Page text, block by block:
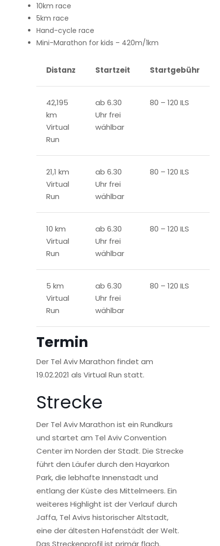
10km race
5km race
Hand-cycle race
Mini-Marathon for kids – 420m/1km
Distanz Startzeit Startgebühr
42,195
km
Virtual
Run
ab 6.30
Uhr frei
wählbar
80 – 120 ILS
21,1 km
Virtual
Run
ab 6.30
Uhr frei
wählbar
80 – 120 ILS
10 km
Virtual
Run
ab 6.30
Uhr frei
wählbar
80 – 120 ILS
5 km
Virtual
Run
ab 6.30
Uhr frei
wählbar
80 – 120 ILS
Termin
Der Tel Aviv Marathon findet am
19.02.2021 als Virtual Run statt.
Strecke
Der Tel Aviv Marathon ist ein Rundkurs
und startet am Tel Aviv Convention
Center im Norden der Stadt. Die Strecke
führt den Läufer durch den Hayarkon
Park, die lebhafte Innenstadt und
entlang der Küste des Mittelmeers. Ein
weiteres Highlight ist der Verlauf durch
Jaffa, Tel Avivs historischer Altstadt,
eine der ältesten Hafenstädt der Welt.